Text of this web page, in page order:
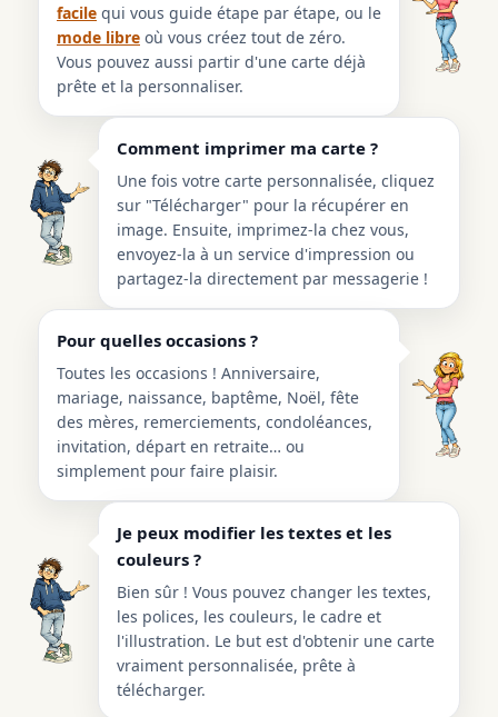
facile qui vous guide étape par étape, ou le
mode libre où vous créez tout de zéro.
Vous pouvez aussi partir d'une carte déjà
prête et la personnaliser.
Comment imprimer ma carte ?
Une fois votre carte personnalisée, cliquez
sur "Télécharger" pour la récupérer en
image. Ensuite, imprimez-la chez vous,
envoyez-la à un service d'impression ou
partagez-la directement par messagerie !
Pour quelles occasions ?
Toutes les occasions ! Anniversaire,
mariage, naissance, baptême, Noël, fête
des mères, remerciements, condoléances,
invitation, départ en retraite… ou
simplement pour faire plaisir.
Je peux modifier les textes et les
couleurs ?
Bien sûr ! Vous pouvez changer les textes,
les polices, les couleurs, le cadre et
l'illustration. Le but est d'obtenir une carte
vraiment personnalisée, prête à
télécharger.